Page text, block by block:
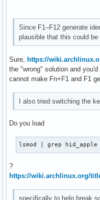
Since F1–F12 generate
plausible that this could
Sure, https://
the "wrong" solution and
cannot make Fn+F1 and F1
I also tried switching the
Do you load
lsmod | grep hid_apple
?
https://wiki.archlinux.org/
specifically to help break